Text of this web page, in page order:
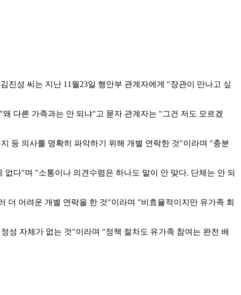
진성 씨는 지난 11월23일 행안부 관계자에게 "장관이 만나고 싶
다른 가족과는 안 되냐"고 묻자 관계자는 "그건 저도 모르겠
등 의사를 명확히 파악하기 위해 개별 연락한 것"이라며 "충분
다"며 "소통이나 의견수렴은 하나도 말이 안 맞다. 단체는 안 되
더 어려운 개별 연락을 한 것"이라며 "비효율적이지만 유가족 회
성 자체가 없는 것"이라며 "정책 절차도 유가족 참여는 완전 배